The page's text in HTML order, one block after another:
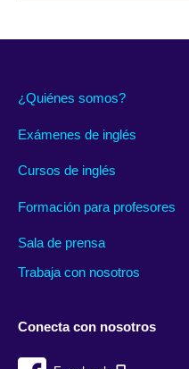
¿Quiénes somos?
Exámenes de inglés
Cursos de inglés
Formación para profesores
Sala de prensa
Trabaja con nosotros
Conecta con nosotros